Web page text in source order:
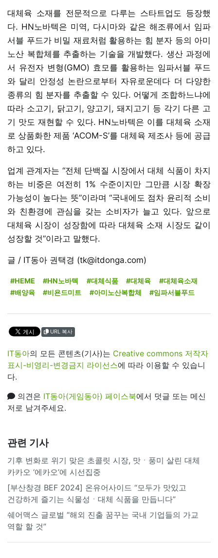
대체육 소재를 전문적으로 다루는 스타트업도 등장했
다. HN노바텍은 미역, 다시마와 같은 해조류에서 임파
서블 푸드가 비밀 재료처럼 활용하는 힘 분자 등의 아미
노산 복합체를 추출하는 기술을 개발했다. 생산 과정에
서 유전자 변형(GMO) 효모를 활용하는 임파서블 푸드
와 달리 안정성 논란으로부터 자유로운데다 더 다양한
종류의 힘 분자를 추출할 수 있다. 어떻게 조합하느냐에
따라 소고기, 닭고기, 양고기, 돼지고기 등 각기 다른 고
기 맛도 재현할 수 있다. HN노바텍은 이를 대체육 소재
로 상품화한 제품 ‘ACOM-S’를 대체육 제조사 등에 공급
하고 있다.
업계 관계자는 “전체 단백질 시장에서 대체 식품이 차지
하는 비중은 여전히 1% 수준이지만 그만큼 시장 확장
가능성이 높다는 뜻”이라며 “국내에도 점차 윤리적 소비
와 친환경에 관심을 갖는 소비자가 늘고 있다. 앞으로
대체육 시장이 성장함에 따라 대체육 소재 시장도 같이
성장할 것”이라고 말했다.
글 / IT동아 권택경 (tk@itdonga.com)
#HEME #HN노바텍 #대체식품 #대체육
#대체육소재
#배양육
#비욘드미트 #아미노산복합체 #임파서블푸드
URL 복사
IT동아의 모든 콘텐츠(기사)는 Creative commons 저작자
표시-비영리-변경금지 라이선스에 따라 이용할 수 있습니
다.
의견은 IT동아(게임동아) 페이스북에서 덧글 또는 메신
저로 남겨주세요.
관련 기사
기후 변화로 위기 맞은 초콜릿 시장, 맛ㆍ풍미 살린 대체
카카오 ‘에카오’에 시선집중
[부산창경 BEF 2024] 온유어사이드 “모두가 맛있고
건강하게 즐기는 식물성ㆍ대체 식품을 만듭니다”
쉐어맥스 글로벌 “해외 진출 꿈꾸는 국내 기업들의 가교
역할 할 것”